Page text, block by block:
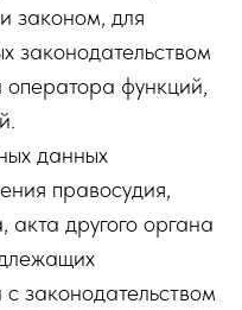
законом, для
законодательством
функций,
данных
правосудия,
акта другого органа
законодательством